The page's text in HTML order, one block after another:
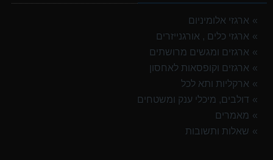
ארגזי אלומיניום
ארגזי כלים , אורגנייזרים
ארגזים ומגשים מרושתים
ארגזים וקופסאות לאחסון
ארקליות ותא לכל
דולבים, מיכלי ענק ומשטחים
מאמרים
שאלות ותשובות